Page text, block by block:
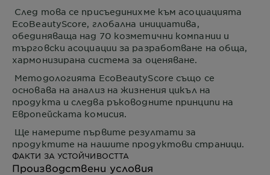
След това се присъединихме към асоциацията
EcoBeautyScore, глобална инициатива,
обединяваща над 70 козметични компании и
търговски асоциации за разработване на обща,
хармонизирана система за оценяване.
Методологията EcoBeautyScore също се
основава на анализ на жизнения цикъл на
продукта и следва ръководните принципи на
Европейската комисия.
Ще намерите първите резултати за
продуктите на нашите продуктови страници.
ФАКТИ ЗА УСТОЙЧИВОСТТА
Производствени условия